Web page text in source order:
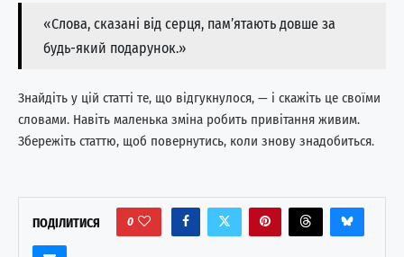
«Слова, сказані від серця, пам’ятають довше за
будь-який подарунок.»
Знайдіть у цій статті те, що відгукнулося, — і скажіть це своїми
словами. Навіть маленька зміна робить привітання живим.
Збережіть статтю, щоб повернутись, коли знову знадобиться.
ПОДІЛИТИСЯ 0